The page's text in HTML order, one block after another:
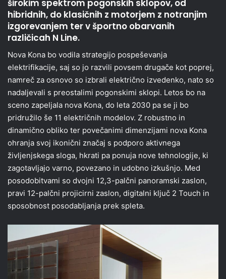
širokim spektrom pogonskih sklopov, od
hibridnih, do klasičnih z motorjem z notranjim
izgorevanjem ter v športno obarvanih
različicah N Line.
Nova Kona bo vodila strategijo pospeševanja
elektrifikacije, saj so jo razvili povsem drugače kot poprej,
namreč za osnovo so izbrali električno izvedenko, nato so
nadaljevali s preostalimi pogonskimi sklopi. Letos bo na
sceno zapeljala nova Kona, do leta 2030 pa se ji bo
pridružilo še 11 električnih modelov. Z robustno in
dinamično obliko ter povečanimi dimenzijami nova Kona
ohranja svoj ikonični značaj s podporo aktivnega
življenjskega sloga, hkrati pa ponuja nove tehnologije, ki
zagotavljajo varno, povezano in udobno izkušnjo. Med
posodobitvami so dvojni 12,3-palčni panoramski zaslon,
pravi 12-palčni projicirni zaslon, digitalni ključ 2 Touch in
sposobnost posodabljanja prek spleta.